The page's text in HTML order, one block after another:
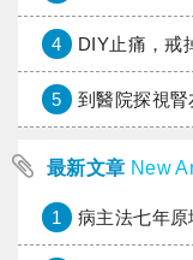
4 DIY止痛，戒
5 到醫院探視腎
最新文章 New
1 病主法七年